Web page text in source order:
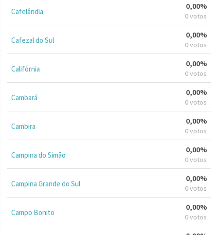
Cafelândia
0,00%
0 votos
Cafezal do Sul
0,00%
0 votos
Califórnia
0,00%
0 votos
Cambará
0,00%
0 votos
Cambira
0,00%
0 votos
Campina do Simão
0,00%
0 votos
Campina Grande do Sul
0,00%
0 votos
Campo Bonito
0,00%
0 votos